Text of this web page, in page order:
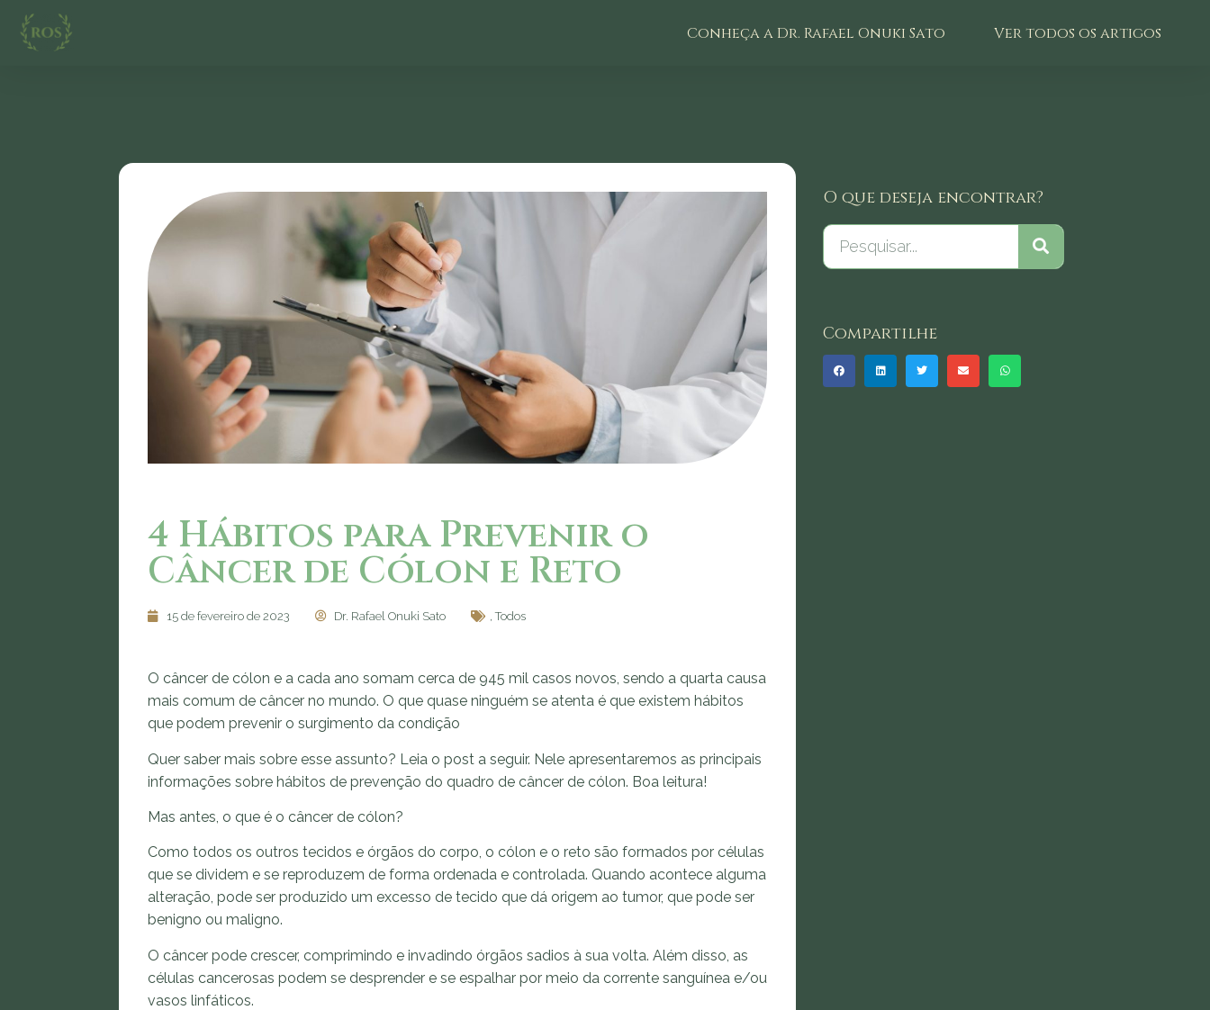
Conheça a Dr. Rafael Onuki Sato Ver todos os artigos
4 Hábitos para Prevenir o
Câncer de Cólon e Reto
15 de fevereiro de 2023 Dr. Rafael Onuki Sato , Todos
O câncer de cólon e a cada ano somam cerca de 945 mil casos novos, sendo a quarta causa
mais comum de câncer no mundo. O que quase ninguém se atenta é que existem hábitos
que podem prevenir o surgimento da condição
Quer saber mais sobre esse assunto? Leia o post a seguir. Nele apresentaremos as principais
informações sobre hábitos de prevenção do quadro de câncer de cólon. Boa leitura!
Mas antes, o que é o câncer de cólon?
Como todos os outros tecidos e órgãos do corpo, o cólon e o reto são formados por células
que se dividem e se reproduzem de forma ordenada e controlada. Quando acontece alguma
alteração, pode ser produzido um excesso de tecido que dá origem ao tumor, que pode ser
benigno ou maligno.
O câncer pode crescer, comprimindo e invadindo órgãos sadios à sua volta. Além disso, as
células cancerosas podem se desprender e se espalhar por meio da corrente sanguínea e/ou
vasos linfáticos.
O que deseja encontrar?
Compartilhe